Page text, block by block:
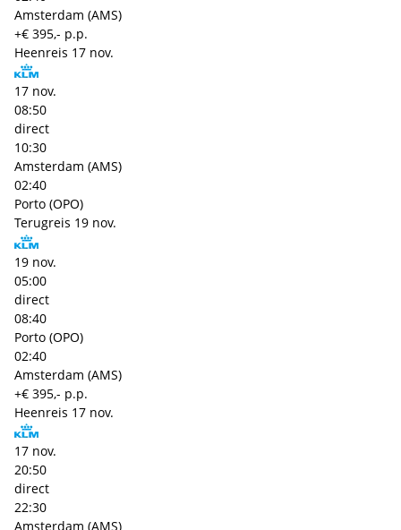
Amsterdam (AMS)
+€ 395,- p.p.
Heenreis 17 nov.
17 nov.
08:50
direct
10:30
Amsterdam (AMS)
02:40
Porto (OPO)
Terugreis 19 nov.
19 nov.
05:00
direct
08:40
Porto (OPO)
02:40
Amsterdam (AMS)
+€ 395,- p.p.
Heenreis 17 nov.
17 nov.
20:50
direct
22:30
Amsterdam (AMS)